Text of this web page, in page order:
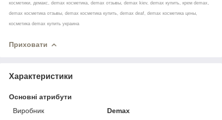
косметики, демакс, demax косметика, demax отзывы, demax kiev, demax купить, крем demax,
demax косметика отзывы, demax косметика купить, demax deaf, demax косметика цены,
косметика demax купить украина
Приховати
Характеристики
Основні атрибути
Виробник
Demax